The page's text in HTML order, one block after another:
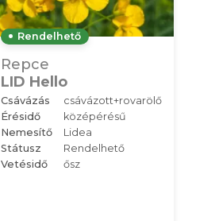
Rendelhető
Repce
LID Hello
Csávázás
csávázott+rovarölő
Érésidő
középérésű
Nemesítő
Lidea
Státusz
Rendelhető
Vetésidő
ősz